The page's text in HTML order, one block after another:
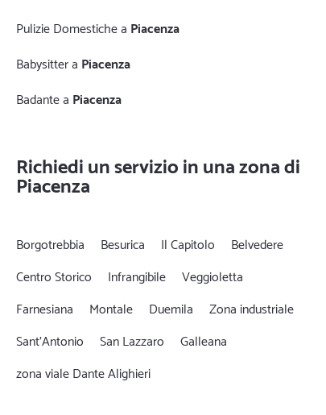
Pulizie Domestiche a Piacenza
Babysitter a Piacenza
Badante a Piacenza
Richiedi un servizio in una zona di
Piacenza
Borgotrebbia Besurica Il Capitolo
Belvedere
Centro Storico
Infrangibile
Veggioletta
Farnesiana
Montale Duemila
Zona industriale
Sant'Antonio
San Lazzaro
Galleana
zona viale Dante Alighieri